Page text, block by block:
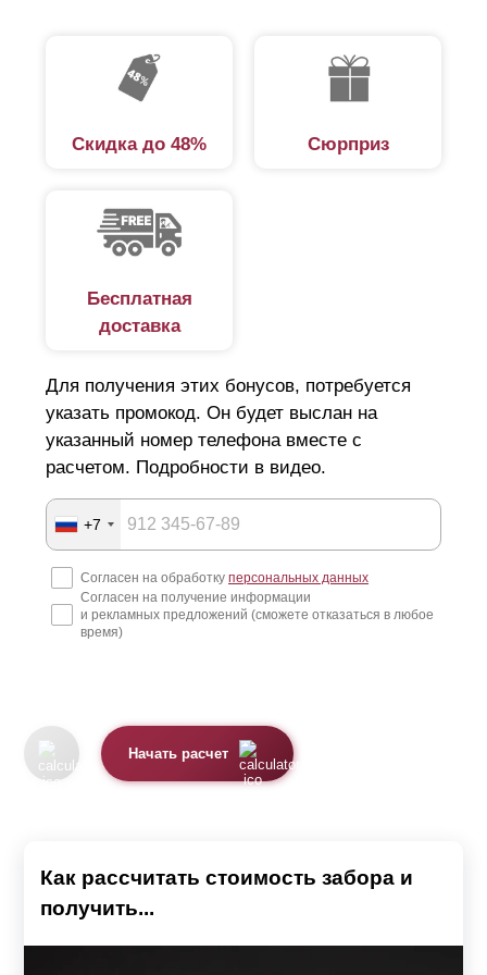
Скидка до 48% Сюрприз
Бесплатная
доставка
Для получения этих бонусов, потребуется
указать промокод. Он будет выслан на
указанный номер телефона вместе с
расчетом. Подробности в видео.
+7
Согласен на обработку персональных данных
Согласен на получение информации
и рекламных предложений (сможете отказаться в любое
время)
Начать расчет
Как рассчитать стоимость забора и
получить...